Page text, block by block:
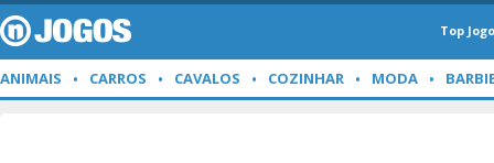
Top
ANIMAIS CARROS CAVALOS COZINHAR MODA